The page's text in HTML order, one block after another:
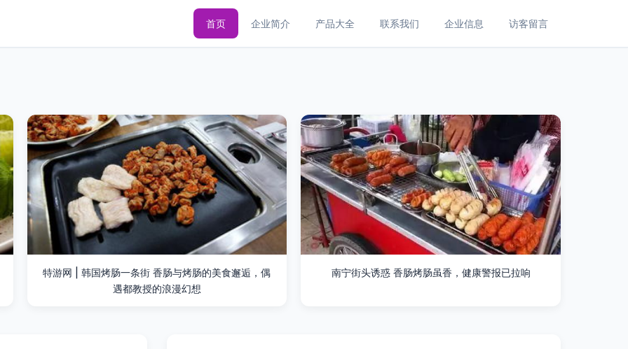
首页 企业简介 产品大全 联系我们 企业信息 访客留言
特游网 | 韩国烤肠一条街 香肠与烤肠的美食邂逅，偶
遇都教授的浪漫幻想
南宁街头诱惑 香肠烤肠虽香，健康警报已拉响